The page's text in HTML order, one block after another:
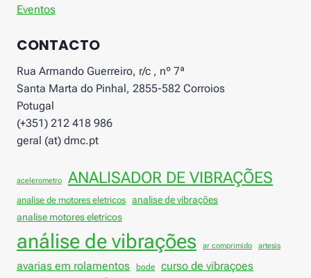
Eventos
CONTACTO
Rua Armando Guerreiro, r/c , nº 7ª
Santa Marta do Pinhal, 2855-582 Corroios
Potugal
(+351) 212 418 986
geral (at) dmc.pt
acelerometro ANALISADOR DE VIBRAÇÕES
analise de motores eletricos analise de vibrações
analise motores eletricos
análise de vibrações ar comprimido artesis
avarias em rolamentos bode curso de vibraçoes